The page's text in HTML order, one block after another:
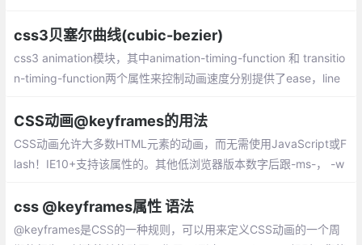
办？ transition可以做到。
css3贝塞尔曲线(cubic-bezier)
css3 animation模块，其中animation-timing-function 和 transitio
n-timing-function两个属性来控制动画速度分别提供了ease，line
CSS动画@keyframes的用法
CSS动画允许大多数HTML元素的动画，而无需使用JavaScript或F
lash！IE10+支持该属性的。其他低浏览器版本数字后跟-ms-， -w
css @keyframes属性 语法
@keyframes是CSS的一种规则，可以用来定义CSS动画的一个周